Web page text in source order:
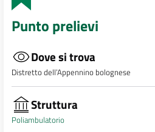
Punto prelievi
Dove si trova
Distretto dell’Appennino bolognese
Struttura
Poliambulatorio